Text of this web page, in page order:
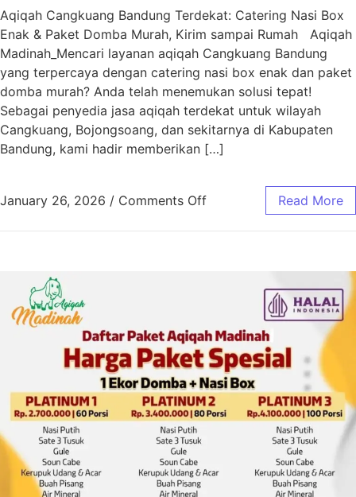
Aqiqah Cangkuang Bandung Terdekat: Catering Nasi Box
Enak & Paket Domba Murah, Kirim sampai Rumah Aqiqah
Madinah_Mencari layanan aqiqah Cangkuang Bandung
yang terpercaya dengan catering nasi box enak dan paket
domba murah? Anda telah menemukan solusi tepat!
Sebagai penyedia jasa aqiqah terdekat untuk wilayah
Cangkuang, Bojongsoang, dan sekitarnya di Kabupaten
Bandung, kami hadir memberikan […]
January 26, 2026 / Comments Off Read More